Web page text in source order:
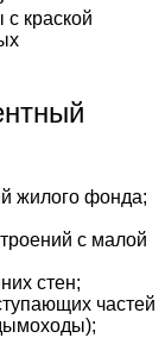
краской
жилого фонда;
с малой
стен;
частей